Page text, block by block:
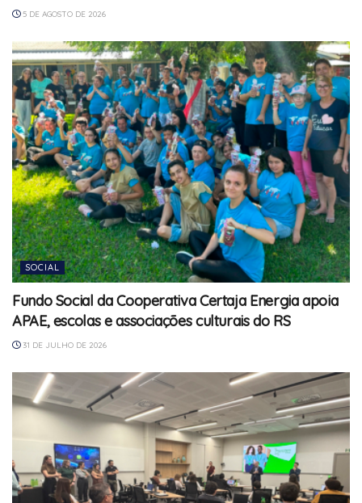
5 DE AGOSTO DE 2026
SOCIAL
Fundo Social da Cooperativa Certaja Energia apoia
APAE, escolas e associações culturais do RS
31 DE JULHO DE 2026